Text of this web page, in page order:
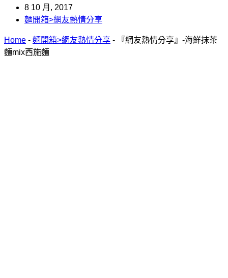
8 10 月, 2017
麵開箱>網友熱情分享
Home - 麵開箱>網友熱情分享 -
『網友熱情分享』-海鮮抹茶
麵mix西施麵